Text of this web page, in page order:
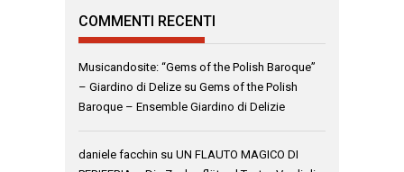
COMMENTI RECENTI
Musicandosite: “Gems of the Polish Baroque”
– Giardino di Delize su Gems of the Polish
Baroque – Ensemble Giardino di Delizie
daniele facchin su UN FLAUTO MAGICO DI